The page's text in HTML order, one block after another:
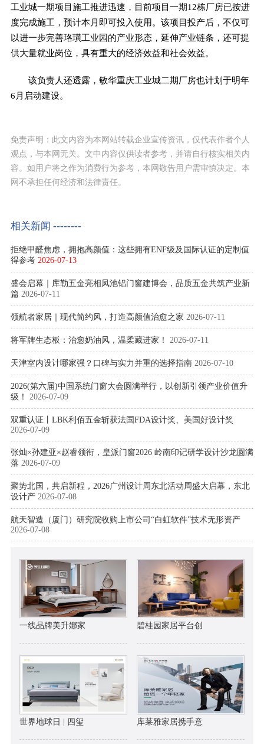
工业城一期项目施工推进迅速，目前项目一期12栋厂房已按进
度完成施工，预计本月即可投入使用。该项目投产后，不仅可
以进一步完善珞璜工业园的产业形态，延伸产业链条，还可提
供大量就业岗位，具有重大的经济效益和社会效益。
该负责人还透露，敏华重庆工业城二期厂房也计划于明年
6月启动建设。
免责声明：此文内容为本网站转载企业宣传资讯，仅代表作者个人
观点，与本网无关。文中内容仅供读者参考，并请自行核实相关内
容。如用户将之作为消费行为参考，本网敬告用户需审慎决定。本
网不承担任何经济和法律责任。
相关新闻 --------
拒绝甲醛焦虑，拥抱高颜值：这些拥有ENF级及国际认证的定制值
得参考 2026-07-13
盛会启幕｜库勒五金亮相凤池铝门窗建博会，品质五金共筑产业新
篇 2026-07-11
领航者家居｜现代简约风，打造高颜值治愈之家 2026-07-11
将军牌生态板：治愈奶油风，温柔藏进家！ 2026-07-11
天津室内设计哪家强？口碑与实力并重的选择指南 2026-07-10
2026(第六届)中国系统门窗大会圆满举行，以创新引领产业价值升
级！
2026-07-09
双重认证丨LBK利佰五金斩获法国FDA设计奖、美国好设计奖
2026-07-09
张灿×孙建亚×赵睿领衔，皇派门窗2026 岭南印记研学设计沙龙圆满
落 2026-07-09
聚势北国，共启新程，2026广州设计周东北活动周盛大启幕，东北
设计产 2026-07-08
航天智造（厦门）研究院收购上市公司“白虹软件”技术无形资产
2026-07-08
一线品牌美升娜家 碧桂园家居平台创
世界地球日 | 四玺 库莱雅家居携手意